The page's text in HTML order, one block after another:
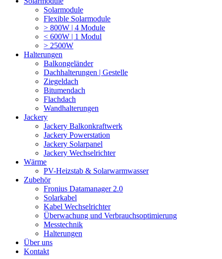
Solarmodule
Flexible Solarmodule
> 800W | 4 Module
< 600W | 1 Modul
> 2500W
Halterungen
Balkongeländer
Dachhalterungen | Gestelle
Ziegeldach
Bitumendach
Flachdach
Wandhalterungen
Jackery
Jackery Balkonkraftwerk
Jackery Powerstation
Jackery Solarpanel
Jackery Wechselrichter
Wärme
PV-Heizstab & Solarwarmwasser
Zubehör
Fronius Datamanager 2.0
Solarkabel
Kabel Wechselrichter
Überwachung und Verbrauchsoptimierung
Messtechnik
Halterungen
Über uns
Kontakt